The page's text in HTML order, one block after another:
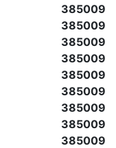
385009
385009
385009
385009
385009
385009
385009
385009
385009